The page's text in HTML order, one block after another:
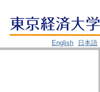
English
日本語